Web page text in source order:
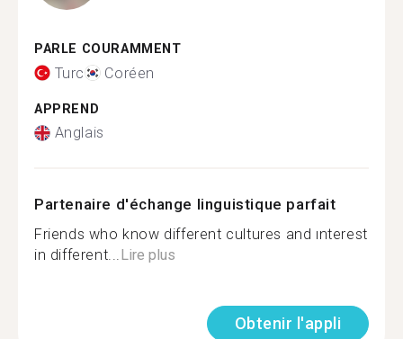
PARLE COURAMMENT
Turc Coréen
APPREND
Anglais
Partenaire d'échange linguistique parfait
Friends who know different cultures and ınterest
in different...Lire plus
Obtenir l'appli